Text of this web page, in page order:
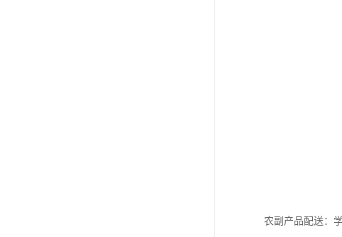
农副产品配送：